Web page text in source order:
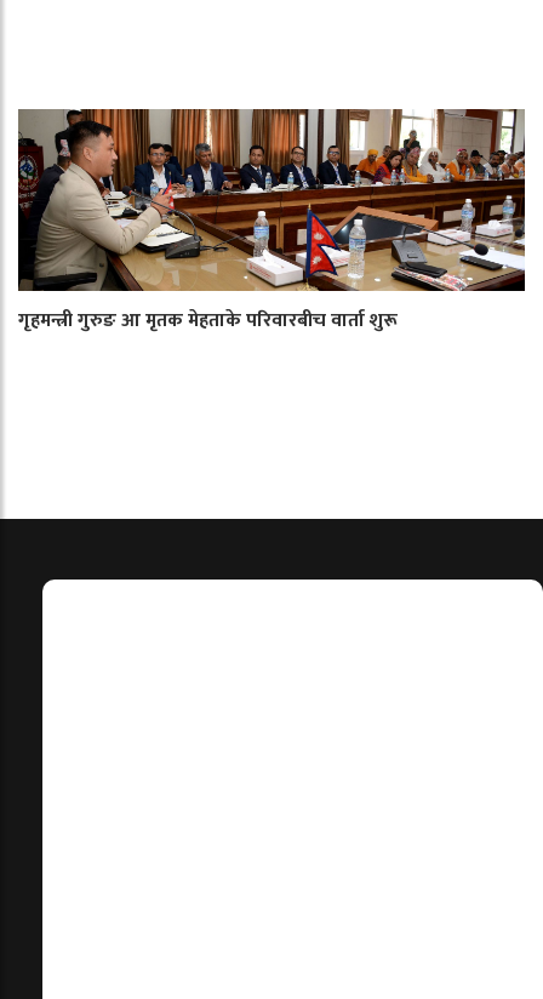
गृहमन्त्री गुरुङ आ मृतक मेहताके परिवारबीच वार्ता शुरू